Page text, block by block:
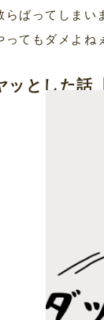
らばってしまい
ってもダメよね
ッとした話